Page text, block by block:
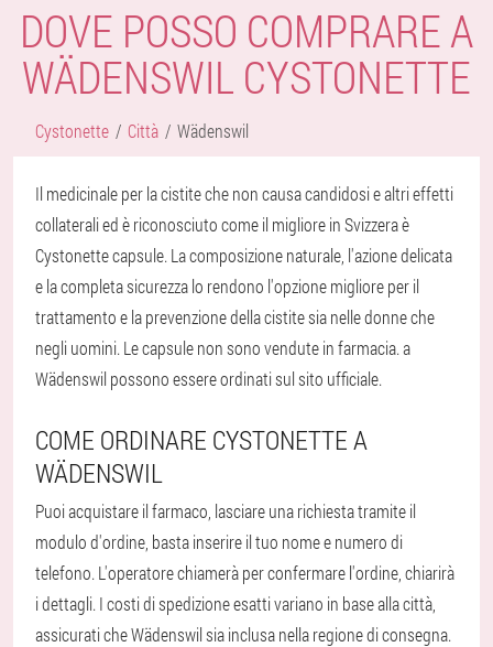
DOVE POSSO COMPRARE A
WÄDENSWIL CYSTONETTE
Cystonette Città Wädenswil
Il medicinale per la cistite che non causa candidosi e altri effetti
collaterali ed è riconosciuto come il migliore in Svizzera è
Cystonette capsule. La composizione naturale, l'azione delicata
e la completa sicurezza lo rendono l'opzione migliore per il
trattamento e la prevenzione della cistite sia nelle donne che
negli uomini. Le capsule non sono vendute in farmacia. a
Wädenswil possono essere ordinati sul sito ufficiale.
COME ORDINARE CYSTONETTE A
WÄDENSWIL
Puoi acquistare il farmaco, lasciare una richiesta tramite il
modulo d'ordine, basta inserire il tuo nome e numero di
telefono. L'operatore chiamerà per confermare l'ordine, chiarirà
i dettagli. I costi di spedizione esatti variano in base alla città,
assicurati che Wädenswil sia inclusa nella regione di consegna.